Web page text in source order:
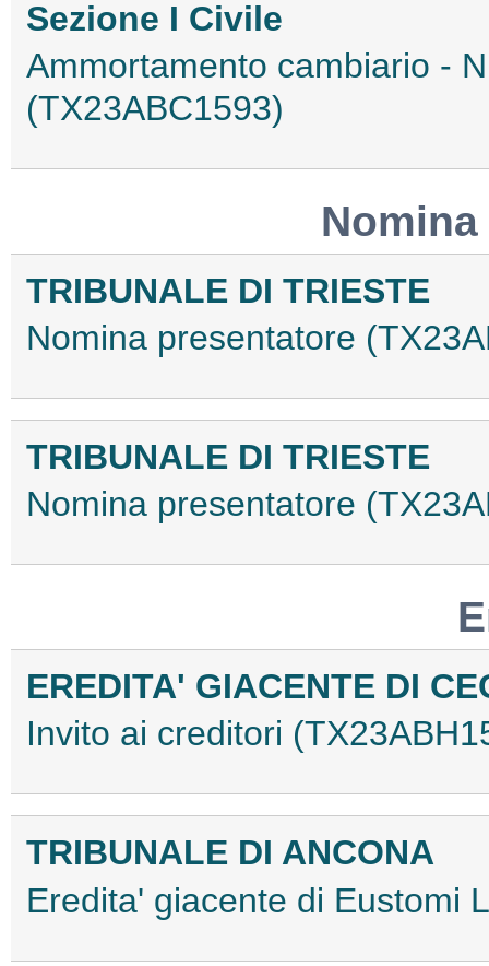
Sezione I Civile
Ammortamento cambiario -
(TX23ABC1593)
TRIBUNALE DI TRIESTE
Nomina presentatore
TRIBUNALE DI TRIESTE
Nomina presentatore
EREDITA' GIACENTE DI
Invito ai creditori
TRIBUNALE DI ANCONA
Eredita' giacente di Eustomi